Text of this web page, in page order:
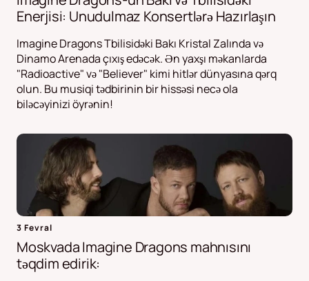
Enerjisi: Unudulmaz Konsertlərə Hazırlaşın
Imagine Dragons Tbilisidəki Bakı Kristal Zalında və
Dinamo Arenada çıxış edəcək. Ən yaxşı məkanlarda
"Radioactive" və "Believer" kimi hitlər dünyasına qərq
olun. Bu musiqi tədbirinin bir hissəsi necə ola
biləcəyinizi öyrənin!
3 Fevral
Moskvada Imagine Dragons mahnısını
təqdim edirik: